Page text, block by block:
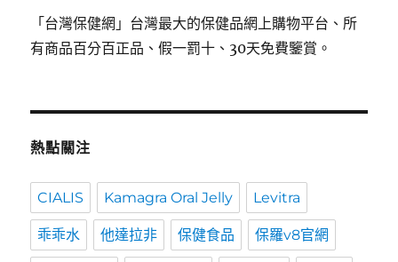
「台灣保健網」台灣最大的保健品網上購物平台、所
有商品百分百正品、假一罰十、30天免費鑒賞。
熱點關注
CIALIS Kamagra Oral Jelly Levitra
乖乖水 他達拉非 保健食品 保羅v8官網